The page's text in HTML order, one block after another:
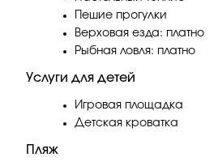
Пешие прогулки
Верховая езда: платно
Рыбная ловля: платно
Услуги для детей
Игровая площадка
Детская кроватка
Пляж